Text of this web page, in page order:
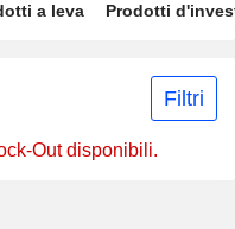
a leva Prodotti
Filtri
Out disponibili.